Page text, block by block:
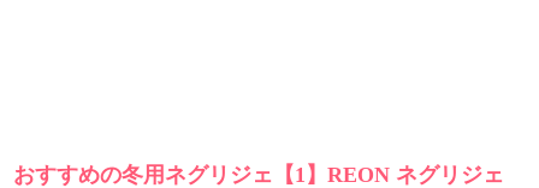
おすすめの冬用ネグリジェ【1】REON ネグリジェ